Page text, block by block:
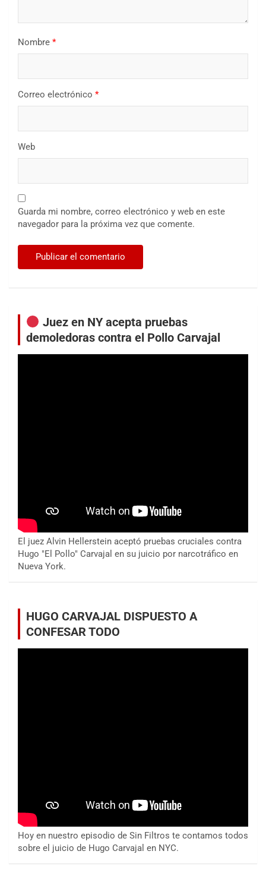
Nombre *
Correo electrónico *
Web
Guarda mi nombre, correo electrónico y web en este
navegador para la próxima vez que comente.
Juez en NY acepta pruebas
demoledoras contra el Pollo Carvajal
El juez Alvin Hellerstein aceptó pruebas cruciales contra
Hugo "El Pollo" Carvajal en su juicio por narcotráfico en
Nueva York.
HUGO CARVAJAL DISPUESTO A
CONFESAR TODO
Hoy en nuestro episodio de Sin Filtros te contamos todos
sobre el juicio de Hugo Carvajal en NYC.